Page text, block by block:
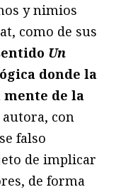
y nimios
como de sus
Un
donde la
de la
autora, con
falso
de implicar
de forma